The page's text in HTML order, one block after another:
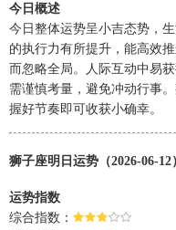
今日概述
今日整体运势呈小吉态势，
的执行力有所提升，能高效
而忽略全局。人际互动中易
需谨慎考量，避免冲动行事
握好节奏即可收获小确幸。
狮子座明日运势（2026-06-12
运势指数
综合指数：